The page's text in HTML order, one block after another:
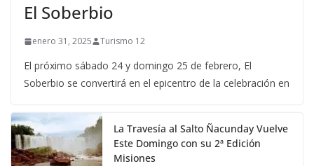
El Soberbio
enero 31, 2025 Turismo 12
El próximo sábado 24 y domingo 25 de febrero, El
Soberbio se convertirá en el epicentro de la celebración en
La Travesía al Salto Ñacunday Vuelve
Este Domingo con su 2ª Edición
Misiones